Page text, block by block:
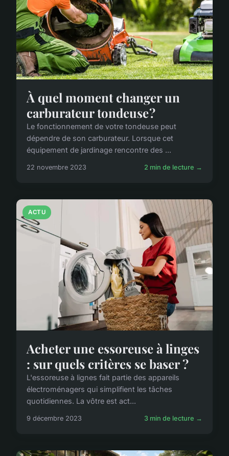
À quel moment changer un
carburateur tondeuse ?
Le fonctionnement de votre tondeuse peut
dépendre de son carburateur. Lorsque cet
équipement de jardinage rencontre des ...
22 novembre 2023 2 min de lecture →
ACTU
Acheter une essoreuse à linges
: sur quels critères se baser ?
L'essoreuse à lignes fait partie des appareils
électroménagers qui simplifient les tâches
quotidiennes. La vôtre est act...
9 décembre 2023 3 min de lecture →